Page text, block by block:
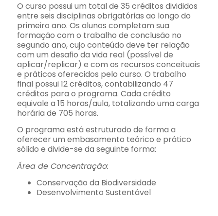
O curso possui um total de 35 créditos divididos
entre seis disciplinas obrigatórias ao longo do
primeiro ano. Os alunos completam sua
formação com o trabalho de conclusão no
segundo ano, cujo conteúdo deve ter relação
com um desafio da vida real (possível de
aplicar/replicar) e com os recursos conceituais
e práticos oferecidos pelo curso. O trabalho
final possui 12 créditos, contabilizando 47
créditos para o programa. Cada crédito
equivale a 15 horas/aula, totalizando uma carga
horária de 705 horas.
O programa está estruturado de forma a
oferecer um embasamento teórico e prático
sólido e divide-se da seguinte forma:
Área de Concentração:
Conservação da Biodiversidade
Desenvolvimento Sustentável